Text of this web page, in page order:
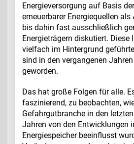
Energieversorgung auf Basis
erneuerbarer Energiequellen als
bis dahin fast ausschließlich
Energieträgern diskutiert. Diese
vielfach im Hintergrund
sind in den vergangenen
geworden.
Das hat große Folgen für alle.
faszinierend, zu beobachten,
Gefahrgutbranche in den
Jahren von den Entwicklungen
Energiespeicher beeinflusst